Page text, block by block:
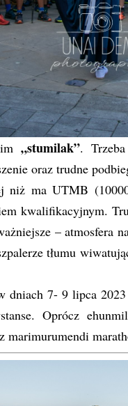
„stumilak”.
oraz trudne
niż ma UTMB
kwalifikacyjnym.
– atmosfera
tłumu
dniach 7- 9 lipca
Oprócz